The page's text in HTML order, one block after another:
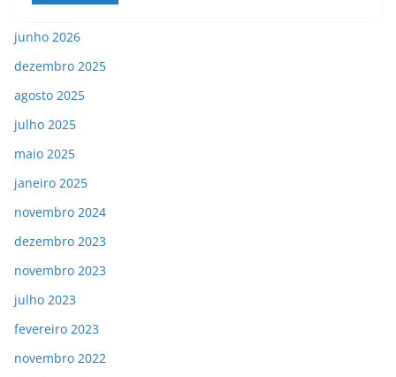
junho 2026
dezembro 2025
agosto 2025
julho 2025
maio 2025
janeiro 2025
novembro 2024
dezembro 2023
novembro 2023
julho 2023
fevereiro 2023
novembro 2022